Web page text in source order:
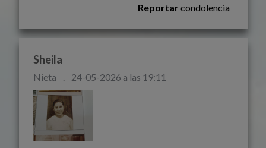
Reportar condolencia
Sheila
Nieta . 24-05-2026 a las 19:11